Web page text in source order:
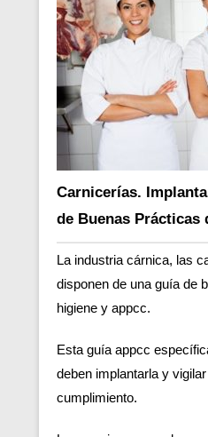
Carnicerías.
de Buenas Prácticas
La industria cárnica, las
disponen de una guía de
higiene y appcc.
Esta guía appcc
deben implantarla y
cumplimiento.